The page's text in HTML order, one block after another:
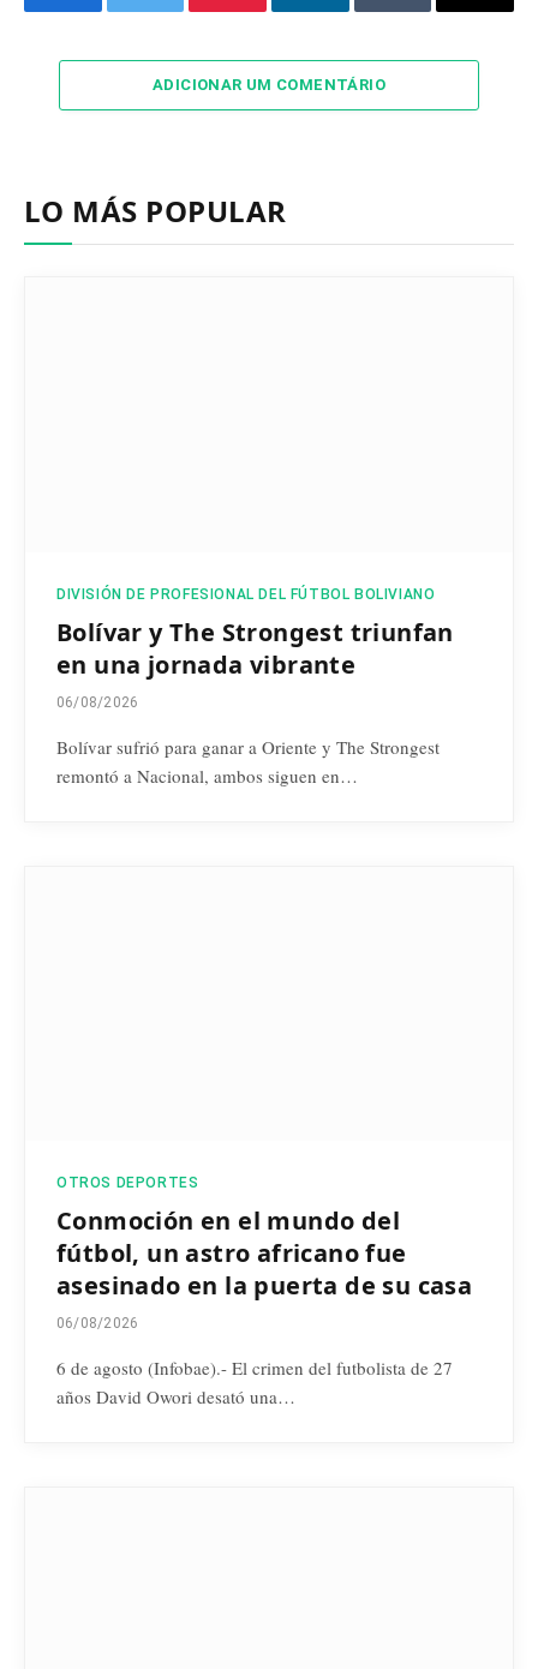
FacebookTwitter Pinterest LinkedInTumblr Email
ADICIONAR UM COMENTÁRIO
LO MÁS POPULAR
DIVISIÓN DE PROFESIONAL DEL FÚTBOL BOLIVIANO
Bolívar y The Strongest triunfan
en una jornada vibrante
06/08/2026
Bolívar sufrió para ganar a Oriente y The Strongest
remontó a Nacional, ambos siguen en…
OTROS DEPORTES
Conmoción en el mundo del
fútbol, un astro africano fue
asesinado en la puerta de su casa
06/08/2026
6 de agosto (Infobae).- El crimen del futbolista de 27
años David Owori desató una…